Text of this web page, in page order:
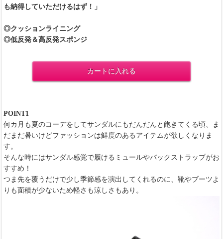
も納得していただけるはず！」
◎クッションライニング
◎低反発＆高反発スポンジ
カートに入れる
POINT1
何カ月も夏のコーデをしてサンダルにもだんだんと飽きてくる頃、ま
だまだ暑いけどファッションは鮮度のあるアイテムが欲しくなりま
す。
そんな時にはサンダル感覚で履けるミュールやバックストラップがお
すすめ！
つま先を覆うだけで少し季節感を演出してくれるのに、靴やブーツよ
りも面積が少ないため軽さも涼しさもあり。